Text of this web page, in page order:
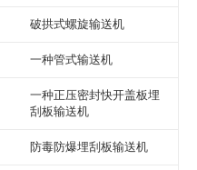
破拱式螺旋输送机
一种管式输送机
一种正压密封快开盖板埋
刮板输送机
防毒防爆埋刮板输送机